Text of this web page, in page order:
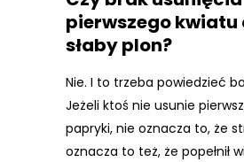
pierwszego kwiatu
słaby plon?
Nie. I to trzeba powiedzieć
Jeżeli ktoś nie usunie
papryki, nie oznacza to, że
oznacza to też, że popełnił